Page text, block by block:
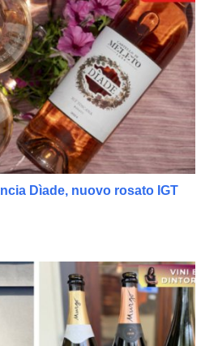
Dìade, nuovo rosato IGT